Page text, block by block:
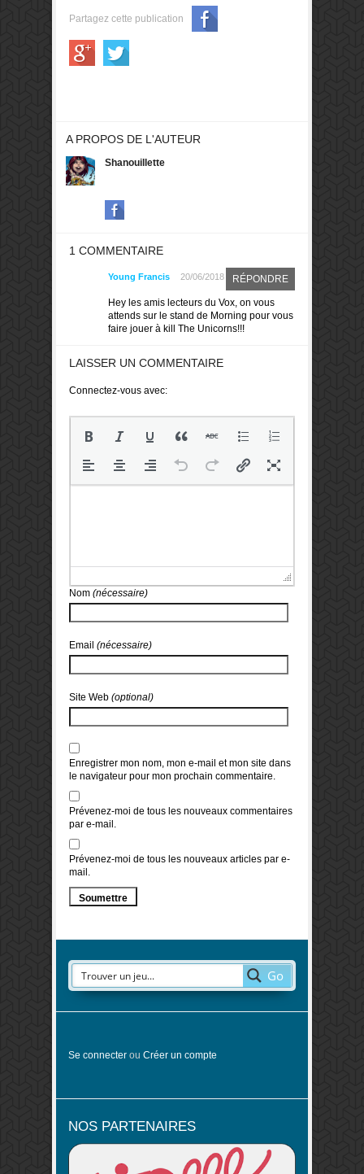
Partagez cette publication
A PROPOS DE L'AUTEUR
Shanouillette
1 COMMENTAIRE
Young Francis 20/06/2018 RÉPONDRE
Hey les amis lecteurs du Vox, on vous
attends sur le stand de Morning pour vous
faire jouer à kill The Unicorns!!!
LAISSER UN COMMENTAIRE
Connectez-vous avec:
Nom (nécessaire)
Email (nécessaire)
Site Web (optional)
Enregistrer mon nom, mon e-mail et mon site dans
le navigateur pour mon prochain commentaire.
Prévenez-moi de tous les nouveaux commentaires
par e-mail.
Prévenez-moi de tous les nouveaux articles par e-
mail.
Go
Se connecter ou Créer un compte
NOS PARTENAIRES